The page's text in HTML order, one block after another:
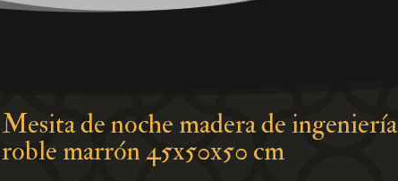
Mesita de noche madera de ingeniería
roble marrón 45x50x50 cm